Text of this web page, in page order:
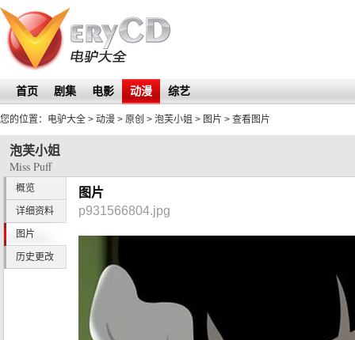
首页 剧集 电影 动漫 综艺
您的位置： 电驴大全 > 动漫 > 原创 > 泡芙小姐 > 图片 > 查看图片
泡芙小姐
Miss Puff
概览
详细资料
图片
历史更改
图片
p931566804.jpg